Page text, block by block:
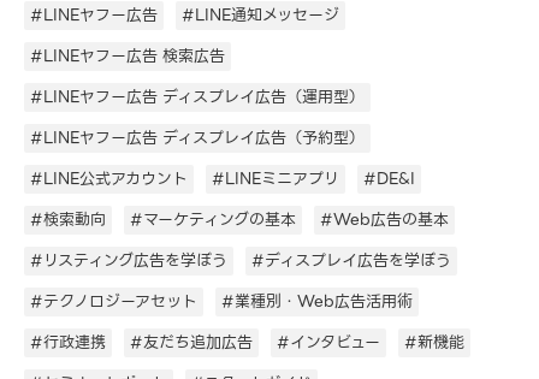
#LINEヤフー広告
#LINE通知メッセージ
#LINEヤフー広告 検索広告
#LINEヤフー広告 ディスプレイ広告（運用型）
#LINEヤフー広告 ディスプレイ広告（予約型）
#LINE公式アカウント
#LINEミニアプリ
#DE&I
#検索動向
#マーケティングの基本
#Web広告の基本
#リスティング広告を学ぼう
#ディスプレイ広告を学ぼう
#テクノロジーアセット
#業種別・Web広告活用術
#行政連携
#友だち追加広告 #インタビュー
#新機能